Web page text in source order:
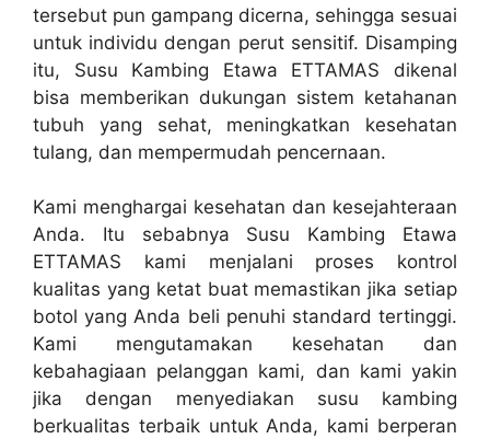
tersebut pun gampang dicerna, sehingga sesuai
untuk individu dengan perut sensitif. Disamping
itu, Susu Kambing Etawa ETTAMAS dikenal
bisa memberikan dukungan sistem ketahanan
tubuh yang sehat, meningkatkan kesehatan
tulang, dan mempermudah pencernaan.
Kami menghargai kesehatan dan kesejahteraan
Anda. Itu sebabnya Susu Kambing Etawa
ETTAMAS kami menjalani proses kontrol
kualitas yang ketat buat memastikan jika setiap
botol yang Anda beli penuhi standard tertinggi.
Kami mengutamakan kesehatan dan
kebahagiaan pelanggan kami, dan kami yakin
jika dengan menyediakan susu kambing
berkualitas terbaik untuk Anda, kami berperan